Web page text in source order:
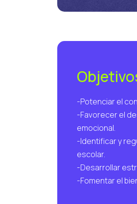
-Potenciar el
-Favorecer el
emocional.
-Identificar y
escolar.
-Desarrollar
-Fomentar el